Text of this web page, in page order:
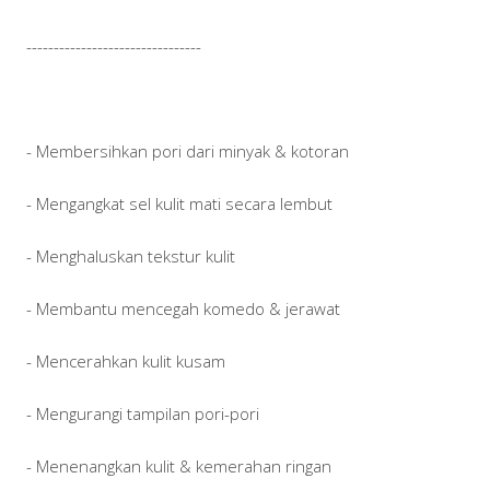
--------------------------------
- Membersihkan pori dari minyak & kotoran
- Mengangkat sel kulit mati secara lembut
- Menghaluskan tekstur kulit
- Membantu mencegah komedo & jerawat
- Mencerahkan kulit kusam
- Mengurangi tampilan pori-pori
- Menenangkan kulit & kemerahan ringan